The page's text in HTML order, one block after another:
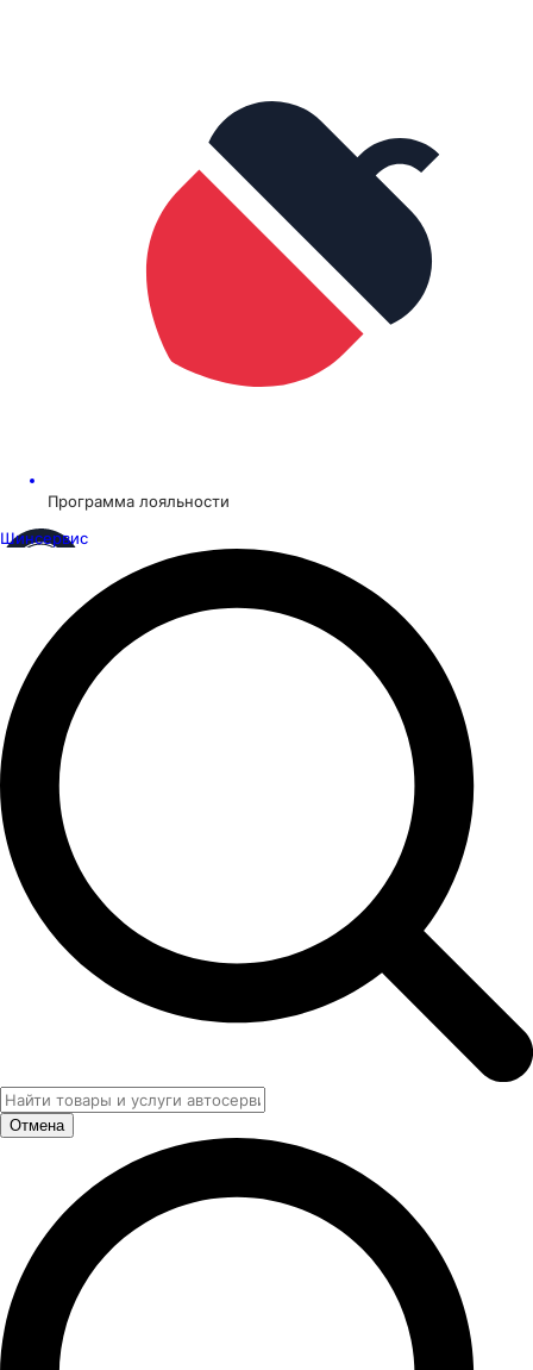
Программа лояльности
Шинсервис
Отмена